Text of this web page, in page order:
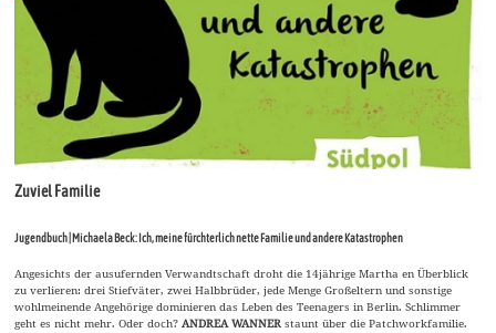
Zuviel Familie
Jugendbuch | Michaela Beck: Ich, meine fürchterlich nette Familie und andere Katastrophen
Angesichts der ausufernden Verwandtschaft droht die 14jährige Martha en Überblick
zu verlieren: drei Stiefväter, zwei Halbbrüder, jede Menge Großeltern und sonstige
wohlmeinende Angehörige dominieren das Leben des Teenagers in Berlin. Schlimmer
geht es nicht mehr. Oder doch?ANDREA WANNERstaunt über die Patchworkfamilie.